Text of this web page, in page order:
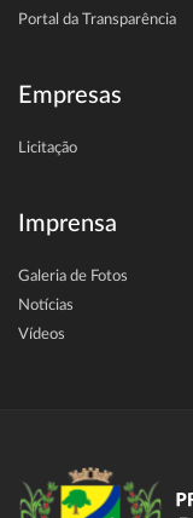
Portal da Transparência
Empresas
Licitação
Imprensa
Galeria de Fotos
Notícias
Vídeos